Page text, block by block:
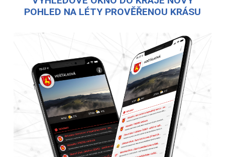
POHLED NA LÉTY PROVĚŘENOU KRÁSU